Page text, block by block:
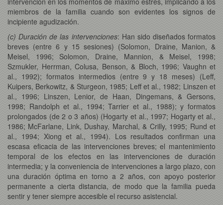
miembros de la familia cuando son evidentes los signos de
incipiente agudización.
(c) Duración de las intervenciones: Han sido diseñados formatos
breves (entre 6 y 15 sesiones) (Solomon, Draine, Manion, &
Meisel, 1996; Solomon, Draine, Mannion, & Meisel, 1998;
Szmukler, Herrman, Colusa, Benson, & Bloch, 1996; Vaughn et
al., 1992); formatos intermedios (entre 9 y 18 meses) (Leff,
Kuipers, Berkowitz, & Sturgeon, 1985; Leff et al., 1982; Linszen et
al., 1996; Linszen, Lenior, de Haan, Dingemans, & Gersons,
1998; Randolph et al., 1994; Tarrier et al., 1988); y formatos
prolongados (de 2 o 3 años) (Hogarty et al., 1997; Hogarty et al.,
1986; McFarlane, Link, Dushay, Marchal, & Crilly, 1995; Rund et
al., 1994; Xiong et al., 1994). Los resultados confirman una
escasa eficacia de las intervenciones breves; el mantenimiento
temporal de los efectos en las intervenciones de duración
intermedia; y la conveniencia de intervenciones a largo plazo, con
una duración óptima en torno a 2 años, con apoyo posterior
permanente a cierta distancia, de modo que la familia pueda
sentir y tener siempre accesible el recurso asistencial.